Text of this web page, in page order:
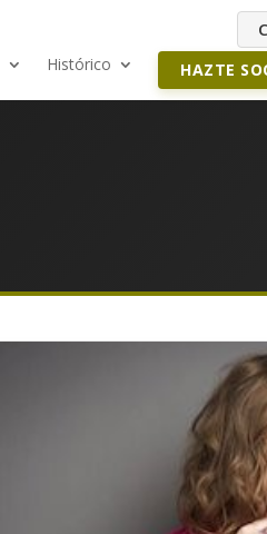
Histórico HAZTE